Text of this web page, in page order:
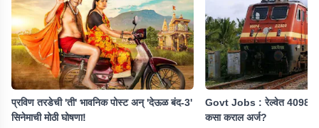
प्रविण तरडेची 'ती' भावनिक पोस्ट अन् 'देऊळ बंद-3'
सिनेमाची मोठी घोषणा!
Govt Jobs : रेल्वेत 4098
कसा कराल अर्ज?